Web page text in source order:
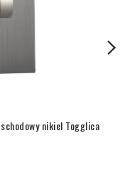
nikiel Togglica